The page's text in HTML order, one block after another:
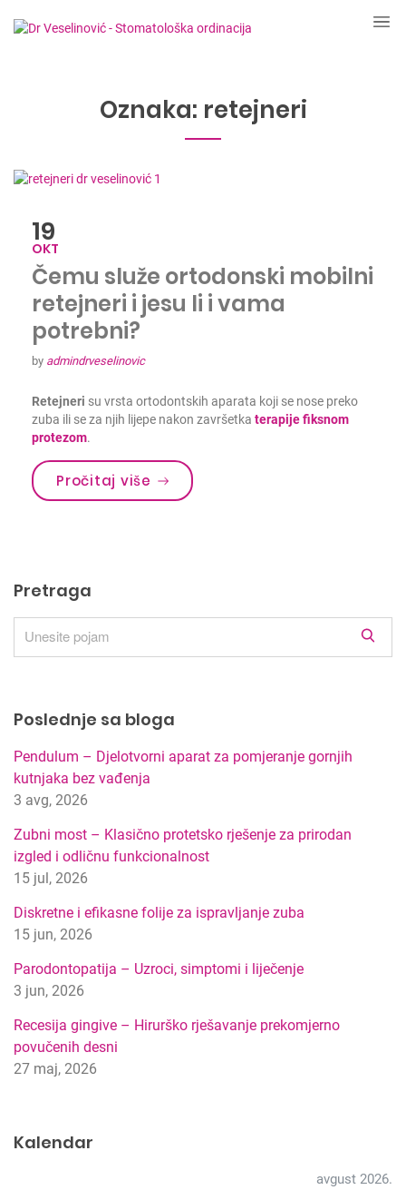
Oznaka: retejneri
19
OKT
Čemu služe ortodonski mobilni
retejneri i jesu li i vama
potrebni?
by admindrveselinovic
Retejneri su vrsta ortodontskih aparata koji se nose preko
zuba ili se za njih lijepe nakon završetka terapije fiksnom
protezom.
Pročitaj više
Pretraga
e
Poslednje sa bloga
Pendulum – Djelotvorni aparat za pomjeranje gornjih
kutnjaka bez vađenja
3 avg, 2026
Zubni most – Klasično protetsko rješenje za prirodan
izgled i odličnu funkcionalnost
15 jul, 2026
Diskretne i efikasne folije za ispravljanje zuba
15 jun, 2026
Parodontopatija – Uzroci, simptomi i liječenje
3 jun, 2026
Recesija gingive – Hirurško rješavanje prekomjerno
povučenih desni
27 maj, 2026
Kalendar
avgust 2026.